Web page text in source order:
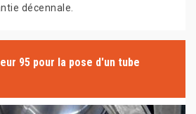
décennale.
95 pour la pose d'un tube